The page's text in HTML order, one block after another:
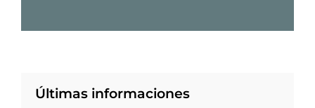
Últimas informaciones